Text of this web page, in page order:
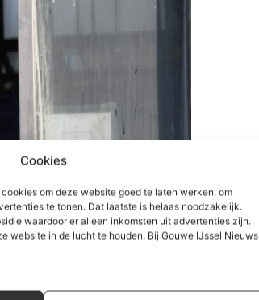
Cookies
om deze website goed te laten werken, om
te tonen. Dat laatste is helaas noodzakelijk.
waardoor er alleen inkomsten uit advertenties zijn.
website in de lucht te houden. Bij Gouwe IJssel Nieuws